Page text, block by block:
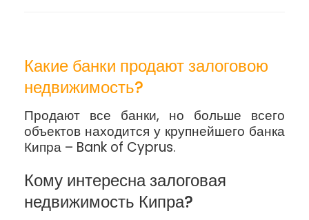
Какие банки продают залоговою
недвижимость?
Продают все банки, но больше всего
объектов находится у крупнейшего банка
Кипра – Bank of Cyprus.
Кому интересна залоговая
недвижимость Кипра?